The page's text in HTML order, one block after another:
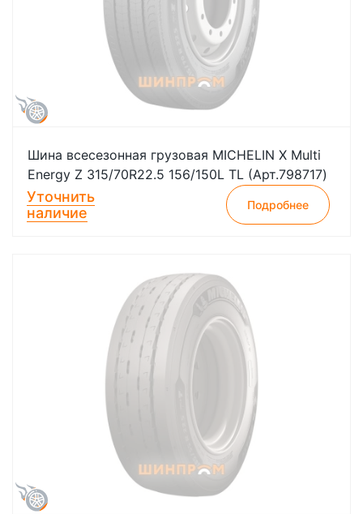
Шина всесезонная грузовая MICHELIN X Multi
Energy Z 315/70R22.5 156/150L TL (Арт.798717)
Уточнить
наличие
Подробнее